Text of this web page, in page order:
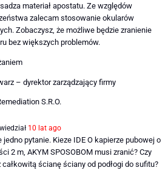
materiał apostatu. Ze względów
zalecam stosowanie okularów
Zobaczysz, że możliwe będzie zranienie
bez większych problemów.
– dyrektor zarządzający firmy
S.R.O.
10 lat ago
jedno pytanie. Kieze IDE O kapierze pubowej o
2 m, AKYM SPOSOBOM musi zranić? Czy
ścianę ściany od podłogi do sufitu?